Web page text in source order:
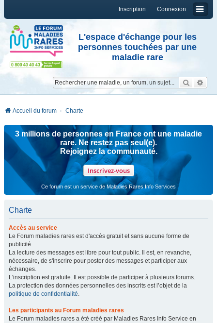
Connexion
Inscription
L'espace d'échange pour les
personnes touchées par une
maladie rare
Accueil du forum Charte
3 millions de personnes en France ont une maladie
rare. Ne restez pas seul(e).
Rejoignez la communauté.
Inscrivez-vous
Ce forum est un service de Maladies Rares Info Services
Charte
Accès au service
Le Forum maladies rares est d'accès gratuit et sans aucune forme de
publicité.
La lecture des messages est libre pour tout public. Il est, en revanche,
nécessaire, de s'inscrire pour poster des messages et participer aux
échanges.
L'inscription est gratuite. Il est possible de participer à plusieurs forums.
La protection des données personnelles des inscrits est l’objet de la
politique de confidentialité.
Les participants au Forum maladies rares
Le Forum maladies rares a été créé par Maladies Rares Info Service en